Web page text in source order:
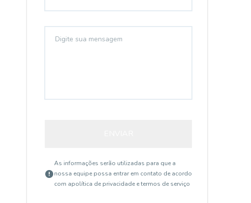
As informações serão utilizadas para que a
nossa equipe possa entrar em contato de acordo
com apolítica de privacidade e termos de serviço